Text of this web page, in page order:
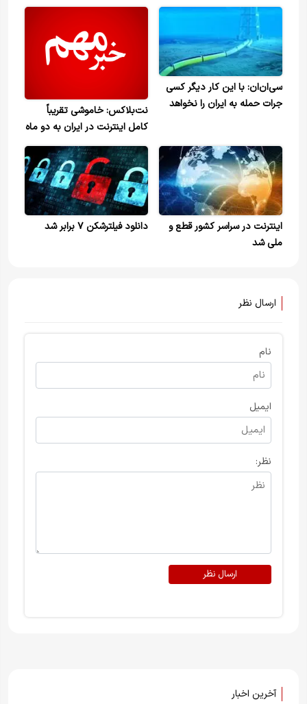
سی‌ان‌ان: با این کار دیگر کسی
جرات حمله به ایران را نخواهد
نت‌بلاکس: خاموشی تقریباً
کامل اینترنت در ایران به دو ماه
رسید
اینترنت در سراسر کشور قطع و
ملی شد
دانلود فیلترشکن ۷ برابر شد
ارسال نظر
نام
ایمیل
نظر:
ارسال نظر
آخرین اخبار